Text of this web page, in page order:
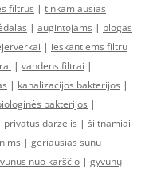
filtrus | tinkamiausias
| augintojams | blogas
| ieskantiems filtru
| vandens filtrai |
| kanalizacijos bakterijos |
bakterijos |
privatus darzelis | šiltnamiai
| geriausias sunu
nuo karščio | gyvūnų